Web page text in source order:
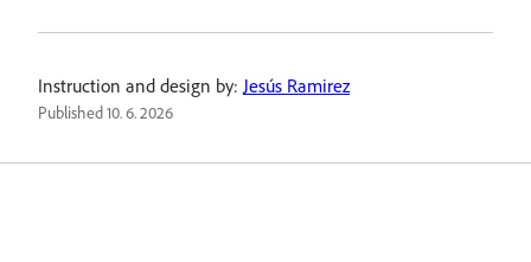
Instruction and design by: Jesús Ramirez
Published10. 6. 2026